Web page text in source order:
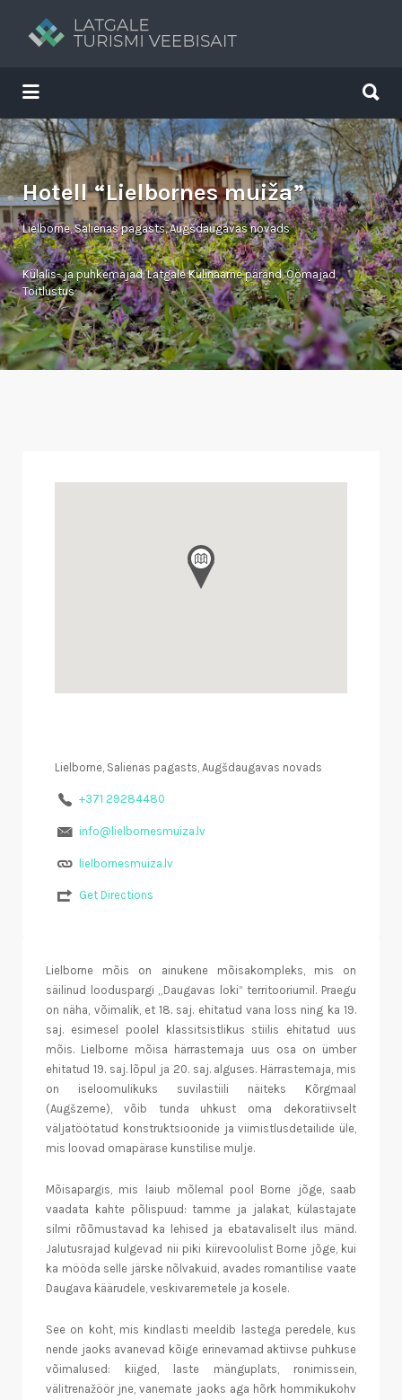
Tavs brīvdienu ceļvedis
Search
for:
for:
Hotell “Lielbornes muiža”
Lielborne, Salienas pagasts, Augšdaugavas novads
Külalis- ja puhkemajad,Latgale Kulinaarne pärand,Öömajad,
Toitlustus
Lielborne, Salienas pagasts, Augšdaugavas novads
+371 29284480
info@lielbornesmuiza.lv
lielbornesmuiza.lv
Get Directions
Lielborne mõis on ainukene mõisakompleks, mis on
säilinud looduspargi „Daugavas loki“ territooriumil. Praegu
on näha, võimalik, et 18. saj. ehitatud vana loss ning ka 19.
saj. esimesel poolel klassitsistlikus stiilis ehitatud uus
mõis. Lielborne mõisa härrastemaja uus osa on ümber
ehitatud 19. saj. lõpul ja 20. saj. alguses. Härrastemaja, mis
on iseloomulikuks suvilastiili näiteks Kõrgmaal
(Augšzeme), võib tunda uhkust oma dekoratiivselt
väljatöötatud konstruktsioonide ja viimistlusdetailide üle,
mis loovad omapärase kunstilise mulje.
Mõisapargis, mis laiub mõlemal pool Borne jõge, saab
vaadata kahte põlispuud: tamme ja jalakat, külastajate
silmi rõõmustavad ka lehised ja ebatavaliselt ilus mänd.
Jalutusrajad kulgevad nii piki kiirevoolulist Borne jõge, kui
ka mööda selle järske nõlvakuid, avades romantilise vaate
Daugava käärudele, veskivaremetele ja kosele.
See on koht, mis kindlasti meeldib lastega peredele, kus
nende jaoks avanevad kõige erinevamad aktiivse puhkuse
võimalused: kiiged, laste mänguplats, ronimissein,
välitrenažöör jne, vanemate jaoks aga hõrk hommikukohv